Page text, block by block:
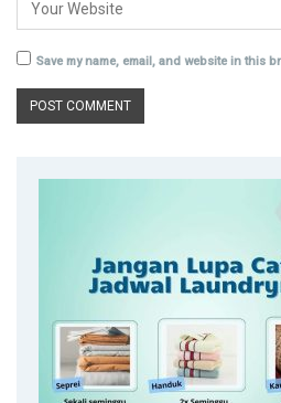
Save my name, email, and website in this